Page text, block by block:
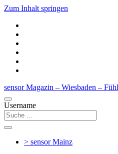
Zum Inhalt springen
sensor Magazin – Wiesbaden –
Username
> sensorMainz